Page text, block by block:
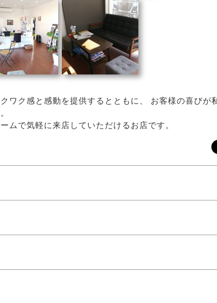
ワク感と感動を提供するとともに、 お客様の喜びが
ムで気軽に来店していただけるお店です。